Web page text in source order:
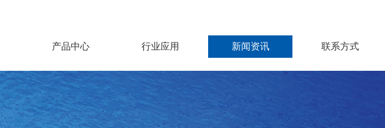
产品中心 行业应用 新闻资讯 联系方式